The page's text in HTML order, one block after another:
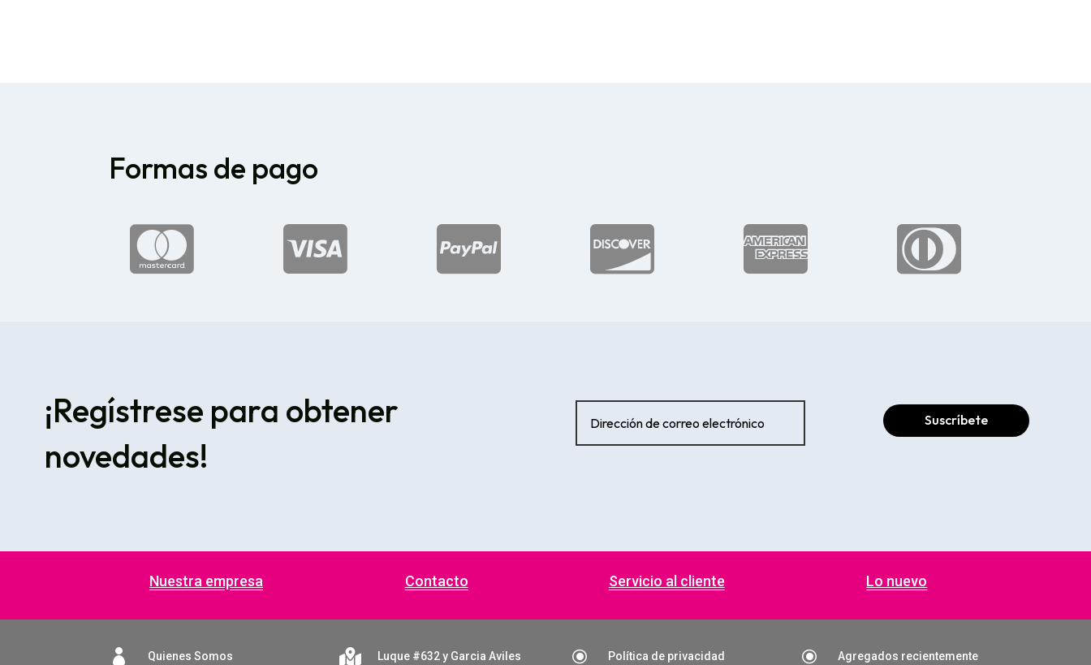
Formas de pago
     
¡Regístrese para obtener
novedades!
Suscríbete
Nuestra empresa Contacto Servicio al cliente Lo nuevo
 Quienes Somos  Luque #632 y Garcia Aviles \ Política de privacidad \ Agregados recientemente